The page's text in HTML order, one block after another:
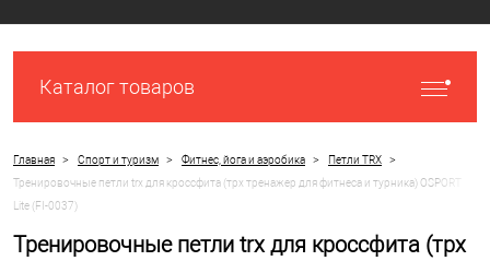
Каталог товаров
Главная > Спорт и туризм > Фитнес, йога и аэробика > Петли TRX >
Тренировочные петли trx для кроссфита (трх тренажер для фитнеса и турника) OSPORT
Lite (FI-0037)
Тренировочные петли trx для кроссфита (трх